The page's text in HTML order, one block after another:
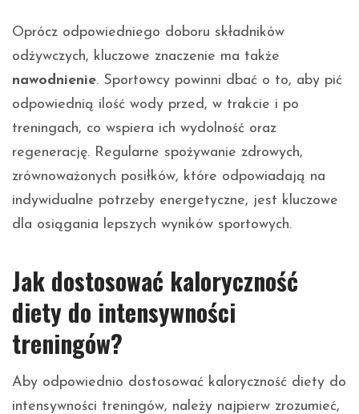
Oprócz odpowiedniego doboru składników
odżywczych, kluczowe znaczenie ma także
nawodnienie. Sportowcy powinni dbać o to, aby pić
odpowiednią ilość wody przed, w trakcie i po
treningach, co wspiera ich wydolność oraz
regenerację. Regularne spożywanie zdrowych,
zrównoważonych posiłków, które odpowiadają na
indywidualne potrzeby energetyczne, jest kluczowe
dla osiągania lepszych wyników sportowych.
Jak dostosować kaloryczność
diety do intensywności
treningów?
Aby odpowiednio dostosować kaloryczność diety do
intensywności treningów, należy najpierw zrozumieć,